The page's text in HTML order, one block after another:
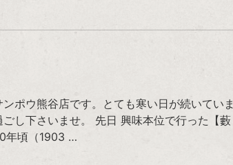
ポウ熊谷店です。とても寒い日が続いていま
し下さいませ。 先日 興味本位で行った【藪
年頃（1903 …